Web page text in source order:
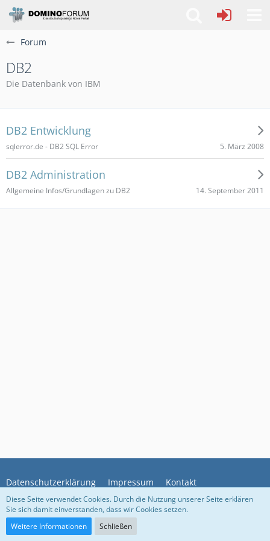
Forum
DB2
Die Datenbank von IBM
DB2 Entwicklung
sqlerror.de - DB2 SQL Error 5. März 2008
DB2 Administration
Allgemeine Infos/Grundlagen zu DB2 14. September 2011
Datenschutzerklärung Impressum Kontakt
Community-Software:
Diese Seite verwendet Cookies. Durch die Nutzung unserer Seite erklären
Sie sich damit einverstanden, dass wir Cookies setzen.
Weitere Informationen
Schließen